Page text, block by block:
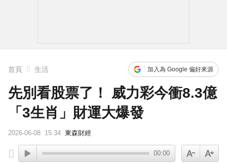
首頁 生活 加入為 Google 偏好來源
先別看股票了！ 威力彩今衝8.3億
「3生肖」財運大爆發
2026-06-08 15:34 東森財經
00:00